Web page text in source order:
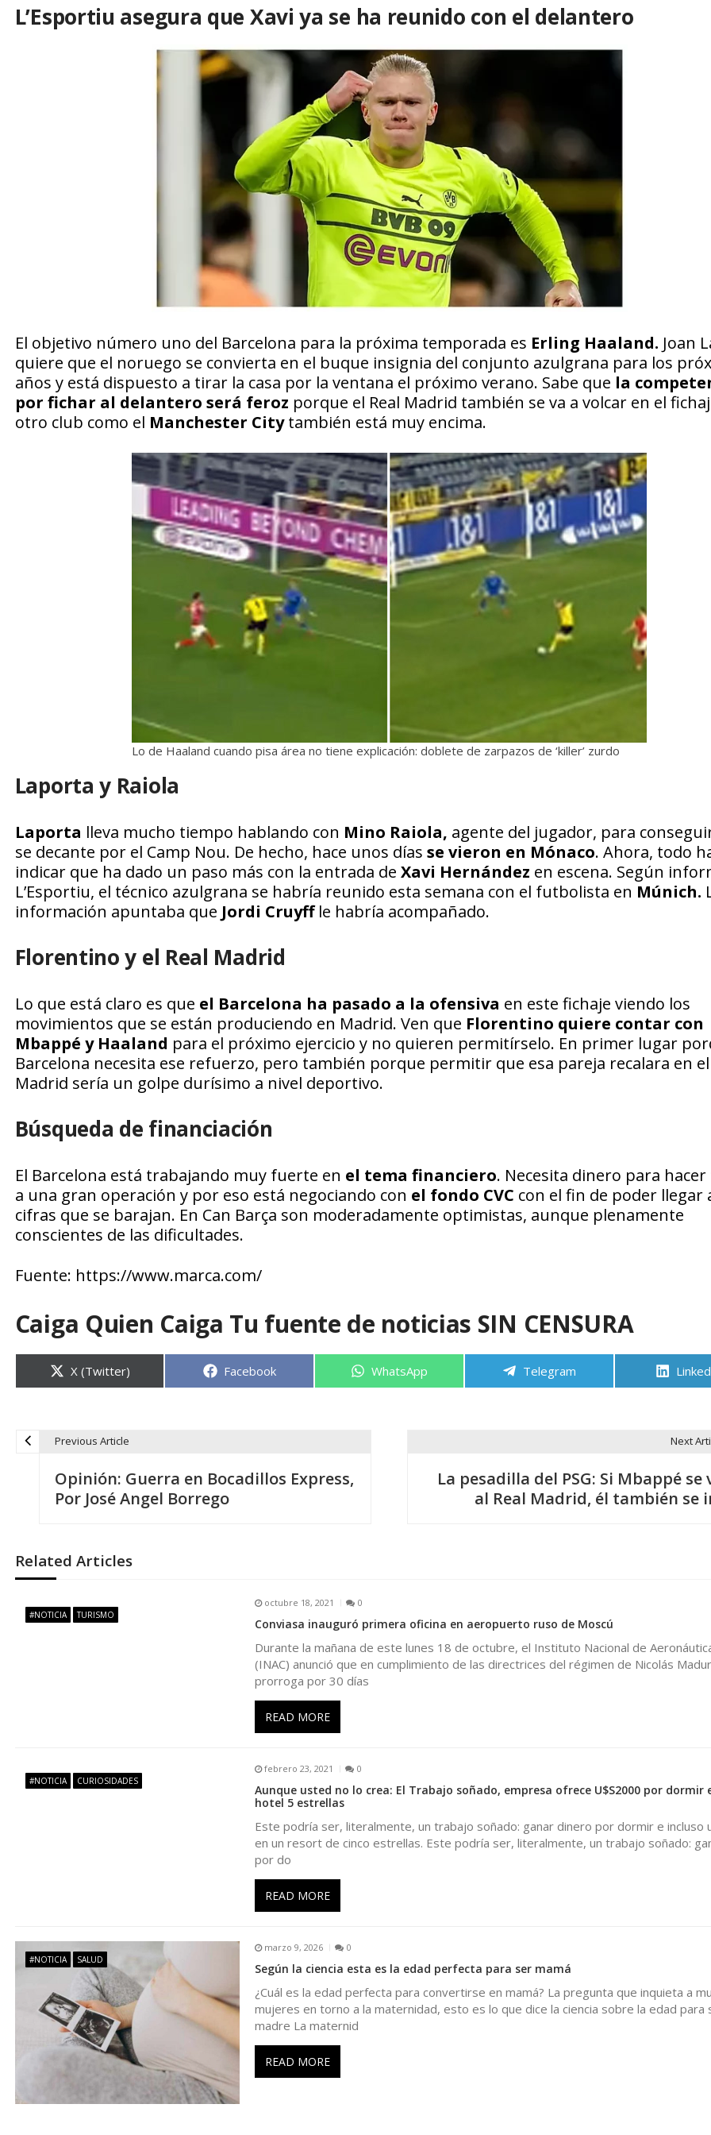
L’Esportiu asegura que Xavi ya se ha reunido con el delantero
El objetivo número uno del Barcelona para la próxima temporada es Erling Haaland. Joan
quiere que el noruego se convierta en el buque insignia del conjunto azulgrana para los
años y está dispuesto a tirar la casa por la ventana el próximo verano. Sabe que la
por fichar al delantero será feroz porque el Real Madrid también se va a volcar en el
otro club como el Manchester Citytambién está muy encima.
Lo de Haaland cuando pisa área no tiene explicación: doblete de zarpazos de ‘killer’ zurdo
Laporta y Raiola
Laporta lleva mucho tiempo hablando con Mino Raiola, agente del jugador, para
se decante por el Camp Nou. De hecho, hace unos días se vieron en Mónaco. Ahora, todo
indicar que ha dado un paso más con la entrada de Xavi Hernández en escena. Según
L’Esportiu, el técnico azulgrana se habría reunido esta semana con el futbolista en Múnich.
información apuntaba que Jordi Cruyffle habría acompañado.
Florentino y el Real Madrid
Lo que está claro es que el Barcelona ha pasado a la ofensiva en este fichaje viendo los
movimientos que se están produciendo en Madrid. Ven que Florentino quiere contar con
Mbappé y Haaland para el próximo ejercicio y no quieren permitírselo. En primer lugar
Barcelona necesita ese refuerzo, pero también porque permitir que esa pareja recalara en el
Madrid sería un golpe durísimo a nivel deportivo.
Búsqueda de financiación
El Barcelona está trabajando muy fuerte en el tema financiero. Necesita dinero para
a una gran operación y por eso está negociando con el fondo CVC con el fin de poder llegar
cifras que se barajan. En Can Barça son moderadamente optimistas, aunque plenamente
conscientes de las dificultades.
Fuente: https://www.marca.com/
Caiga Quien Caiga Tu fuente de noticias SIN CENSURA
Compartir
en
X (Twitter) Compartir
Facebook Compartir
WhatsApp Compartir
Telegram
e
g
ó
e
n
r
a
Previous Article
Opinión: Guerra en Bocadillos Express,
Por José Angel Borrego
Next
La pesadilla del PSG: Si Mbappé se
al Real Madrid, él también se
Related Articles
#NOTICIA TURISMO
octubre 18, 2021 0
Conviasa inauguró primera oficina en aeropuerto ruso de Moscú
Durante la mañana de este lunes 18 de octubre, el Instituto Nacional de
(INAC) anunció que en cumplimiento de las directrices del régimen de Nicolás
prorroga por 30 días
READ MORE
#NOTICIA CURIOSIDADES
febrero 23, 2021 0
Aunque usted no lo crea: El Trabajo soñado, empresa ofrece U$S2000 por dormir
hotel 5 estrellas
Este podría ser, literalmente, un trabajo soñado: ganar dinero por dormir e incluso
en un resort de cinco estrellas. Este podría ser, literalmente, un trabajo soñado:
por do
READ MORE
#NOTICIA SALUD
marzo 9, 2026 0
Según la ciencia esta es la edad perfecta para ser mamá
¿Cuál es la edad perfecta para convertirse en mamá? La pregunta que inquieta a
mujeres en torno a la maternidad, esto es lo que dice la ciencia sobre la edad para
madre La maternid
READ MORE